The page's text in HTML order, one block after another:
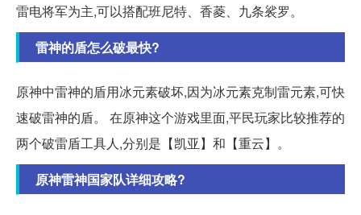
雷电将军为主,可以搭配班尼特、香菱、九条裟罗。
雷神的盾怎么破最快?
原神中雷神的盾用冰元素破坏,因为冰元素克制雷元素,可快
速破雷神的盾。 在原神这个游戏里面,平民玩家比较推荐的
两个破雷盾工具人,分别是【凯亚】和【重云】。
原神雷神国家队详细攻略?